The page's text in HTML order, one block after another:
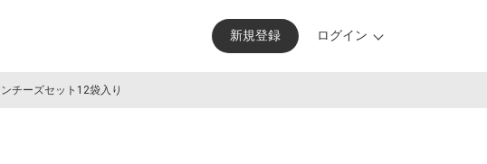
新規登録 ログイン
チーズセット12袋入り